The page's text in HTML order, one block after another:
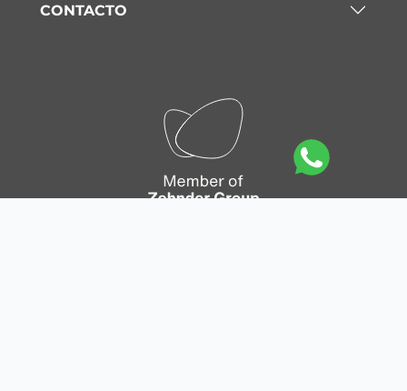
CONTACTO